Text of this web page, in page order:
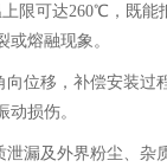
限可达260℃，既能
熔融现象。
位移，补偿安装过
损伤。
漏及外界粉尘、杂